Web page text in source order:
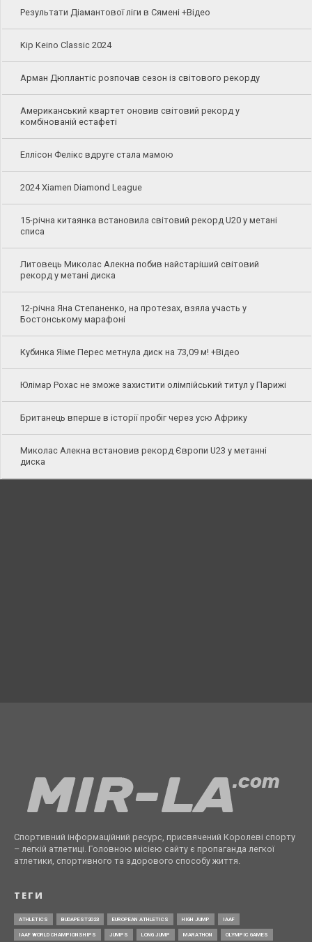
Результати Діамантової ліги в Сямені +Відео
Kip Keino Classic 2024
Арман Дюплантіс розпочав сезон із світового рекорду
Американський квартет оновив світовий рекорд у
комбінованій естафеті
Еллісон Фелікс вдруге стала мамою
2024 Xiamen Diamond League
15-річна китаянка встановила світовий рекорд U20 у метані
списа
Литовець Миколас Алекна побив найстаріший світовий
рекорд у метані диска
12-річна Яна Степаненко, на протезах, взяла участь у
Бостонському марафоні
Кубинка Яіме Перес метнула диск на 73,09 м! +Відео
Юлімар Рохас не зможе захистити олімпійський титул у Парижі
Британець вперше в історії пробіг через усю Африку
Миколас Алекна встановив рекорд Європи U23 у метанні
диска
Спортивний інформаційний ресурс, присвячений Королеві спорту
– легкій атлетиці. Головною місією сайту є пропаганда легкої
атлетики, спортивного та здорового способу життя.
ТЕГИ
ATHLETICS BUDAPEST2023 EUROPEAN ATHLETICS HIGH JUMP IAAF
IAAF WORLD CHAMPIONSHIPS JUMPS LONG JUMP MARATHON OLYMPIC GAMES